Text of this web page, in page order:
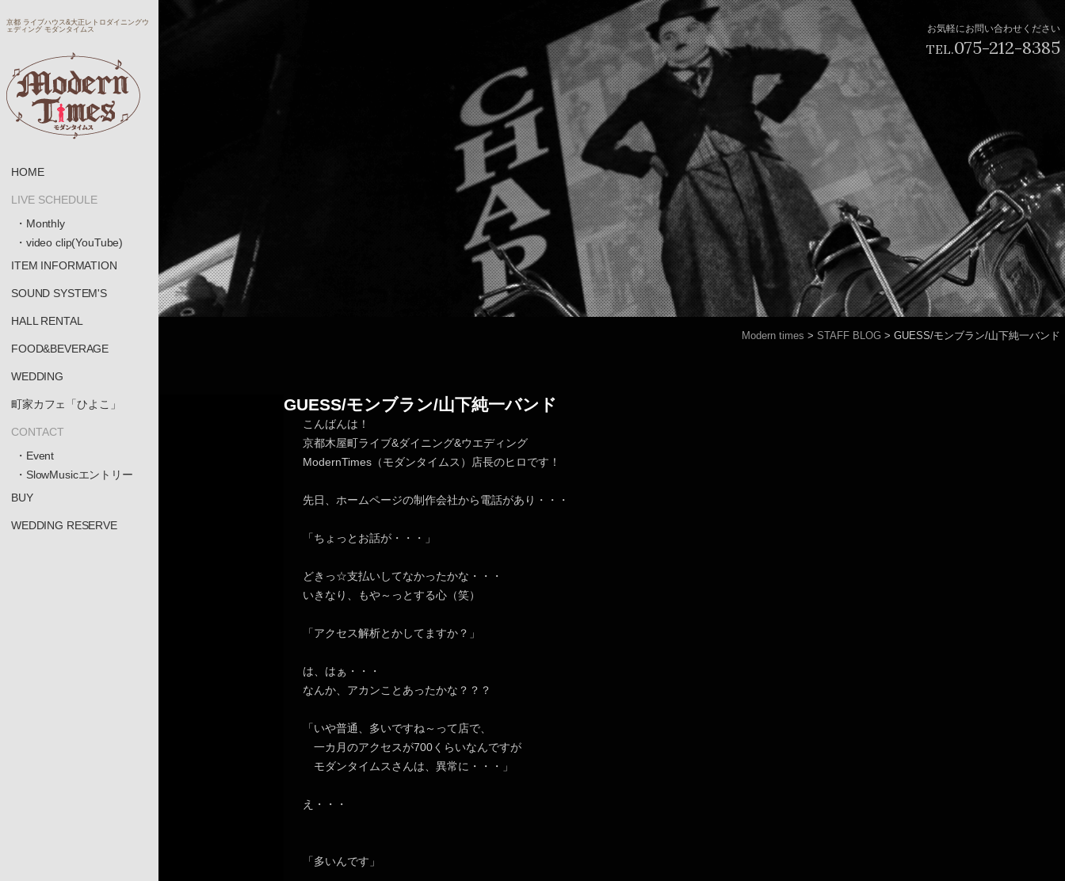
お気軽にお問い合わせください
TEL.075-212-8385
Modern times > STAFF BLOG > GUESS/モンブラン/山下純一バンド
京都 ライブハウス&大正レトロダイニングウ
ェディング モダンタイムス
HOME
LIVE SCHEDULE
・Monthly
・video clip(YouTube)
ITEM INFORMATION
SOUND SYSTEM'S
HALL RENTAL
FOOD&BEVERAGE
WEDDING
町家カフェ「ひよこ」
CONTACT
・Event
・SlowMusicエントリー
BUY
WEDDING RESERVE
GUESS/モンブラン/山下純一バンド
こんばんは！
京都木屋町ライブ&ダイニング&ウエディング
ModernTimes（モダンタイムス）店長のヒロです！
先日、ホームページの制作会社から電話があり・・・
「ちょっとお話が・・・」
どきっ☆支払いしてなかったかな・・・
いきなり、もや～っとする心（笑）
「アクセス解析とかしてますか？」
は、はぁ・・・
なんか、アカンことあったかな？？？
「いや普通、多いですね～って店で、
一カ月のアクセスが700くらいなんですが
モダンタイムスさんは、異常に・・・」
え・・・
「多いんです」